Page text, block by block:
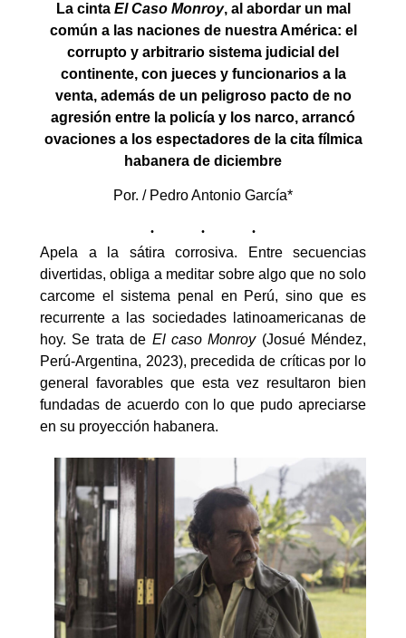
La cinta El Caso Monroy, al abordar un mal
común a las naciones de nuestra América: el
corrupto y arbitrario sistema judicial del
continente, con jueces y funcionarios a la
venta, además de un peligroso pacto de no
agresión entre la policía y los narco, arrancó
ovaciones a los espectadores de la cita fílmica
habanera de diciembre
Por. / Pedro Antonio García*
Apela a la sátira corrosiva. Entre secuencias
divertidas, obliga a meditar sobre algo que no solo
carcome el sistema penal en Perú, sino que es
recurrente a las sociedades latinoamericanas de
hoy. Se trata de El caso Monroy(Josué Méndez,
Perú-Argentina, 2023), precedida de críticas por lo
general favorables que esta vez resultaron bien
fundadas de acuerdo con lo que pudo apreciarse
en su proyección habanera.